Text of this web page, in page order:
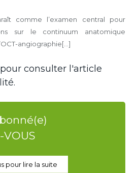
comme l’examen central pour
sur le continuum anatomique
angiographie[...]
consulter l'article
VOUS
pour lire la suite